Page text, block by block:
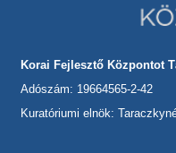
Korai Fejlesztő Központot
Adószám: 19664565-2-42
Kuratóriumi elnök: